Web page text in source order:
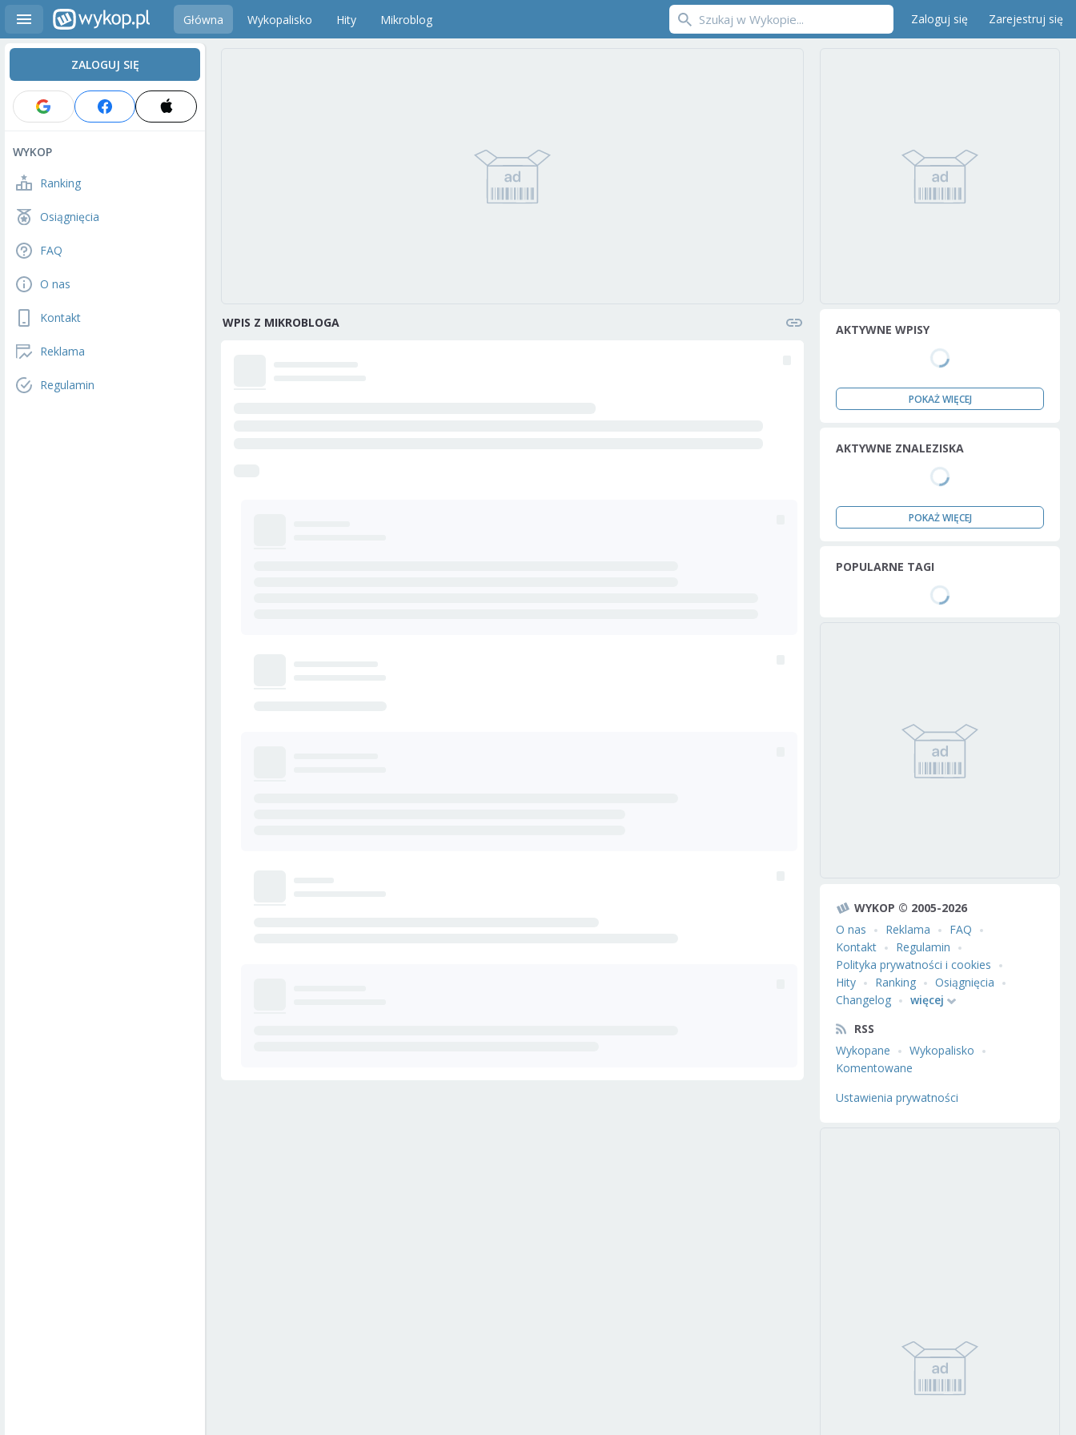
Główna Wykopalisko Hity Mikroblog Zaloguj się Zarejestruj się
ZALOGUJ SIĘ
WYKOP
Ranking
Osiągnięcia
FAQ
O nas
Kontakt
Reklama
Regulamin
WPIS Z MIKROBLOGA AKTYWNE WPISY
POKAŻ WIĘCEJ
AKTYWNE ZNALEZISKA
POKAŻ WIĘCEJ
POPULARNE TAGI
WYKOP © 2005-2026
O nas
Reklama
FAQ
Kontakt
Regulamin
Polityka prywatności i cookies
Hity
Ranking
Osiągnięcia
Changelog
więcej
RSS
Wykopane
Wykopalisko
Komentowane
Ustawienia prywatności